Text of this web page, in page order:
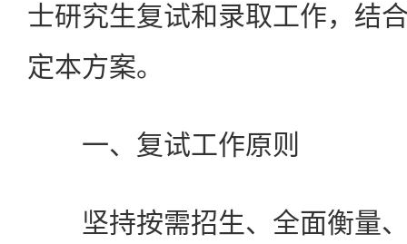
士研究生复试和录取工作，结
定本方案。
一、复试工作原则
坚持按需招生、全面衡量、